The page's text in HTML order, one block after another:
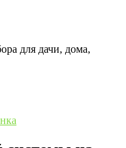
для дачи, дома,